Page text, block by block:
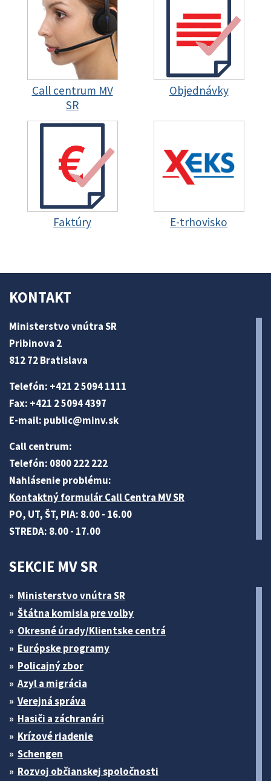
Call centrum MV
SR
Objednávky
Faktúry E-trhovisko
KONTAKT
Ministerstvo vnútra SR
Pribinova 2
812 72 Bratislava
Telefón: +421 2 5094 1111
Fax: +421 2 5094 4397
E-mail: public@minv.sk
Call centrum:
Telefón: 0800 222 222
Nahlásenie problému:
Kontaktný formulár Call Centra MV SR
PO, UT, ŠT, PIA: 8.00 - 16.00
STREDA: 8.00 - 17.00
SEKCIE MV SR
Ministerstvo vnútra SR
Štátna komisia pre volby
Okresné úrady/Klientske centrá
Európske programy
Policajný zbor
Azyl a migrácia
Verejná správa
Hasiči a záchranári
Krízové riadenie
Schengen
Rozvoj občianskej spoločnosti